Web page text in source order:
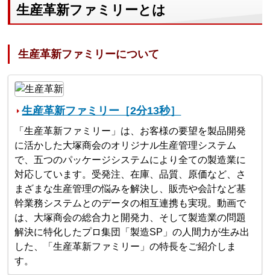
生産革新ファミリーとは
生産革新ファミリーについて
生産革新ファミリー［2分13秒］
「生産革新ファミリー」は、お客様の要望を製品開発
に活かした大塚商会のオリジナル生産管理システム
で、五つのパッケージシステムにより全ての製造業に
対応しています。受発注、在庫、品質、原価など、さ
まざまな生産管理の悩みを解決し、販売や会計など基
幹業務システムとのデータの相互連携も実現。動画で
は、大塚商会の総合力と開発力、そして製造業の問題
解決に特化したプロ集団「製造SP」の人間力が生み出
した、「生産革新ファミリー」の特長をご紹介しま
す。